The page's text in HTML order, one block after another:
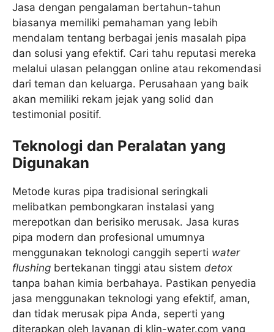
Jasa dengan pengalaman bertahun-tahun
biasanya memiliki pemahaman yang lebih
mendalam tentang berbagai jenis masalah pipa
dan solusi yang efektif. Cari tahu reputasi mereka
melalui ulasan pelanggan online atau rekomendasi
dari teman dan keluarga. Perusahaan yang baik
akan memiliki rekam jejak yang solid dan
testimonial positif.
Teknologi dan Peralatan yang
Digunakan
Metode kuras pipa tradisional seringkali
melibatkan pembongkaran instalasi yang
merepotkan dan berisiko merusak. Jasa kuras
pipa modern dan profesional umumnya
menggunakan teknologi canggih seperti water
flushing bertekanan tinggi atau sistem detox
tanpa bahan kimia berbahaya. Pastikan penyedia
jasa menggunakan teknologi yang efektif, aman,
dan tidak merusak pipa Anda, seperti yang
diterapkan oleh layanan di klin-water.com yang